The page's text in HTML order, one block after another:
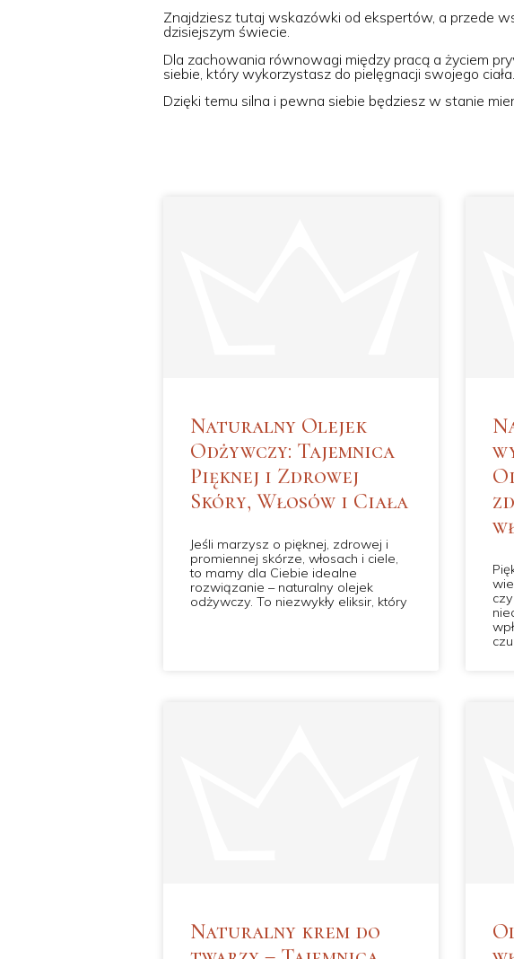
Znajdziesz tutaj wskazówki od ekspertów, a przede
dzisiejszym świecie.
Dla zachowania równowagi między pracą a życiem
siebie, który wykorzystasz do pielęgnacji swojego ciała.
Dzięki temu silna i pewna siebie będziesz w stanie
Naturalny Olejek
Odżywczy: Tajemnica
Pięknej i Zdrowej
Skóry, Włosów i Ciała
Jeśli marzysz o pięknej, zdrowej i
promiennej skórze, włosach i ciele,
to mamy dla Ciebie idealne
rozwiązanie – naturalny olejek
odżywczy. To niezwykły eliksir, który
Naturalny krem do